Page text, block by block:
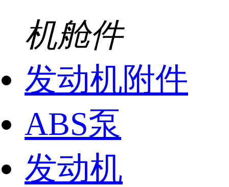
机舱件
发动机附件
ABS泵
发动机